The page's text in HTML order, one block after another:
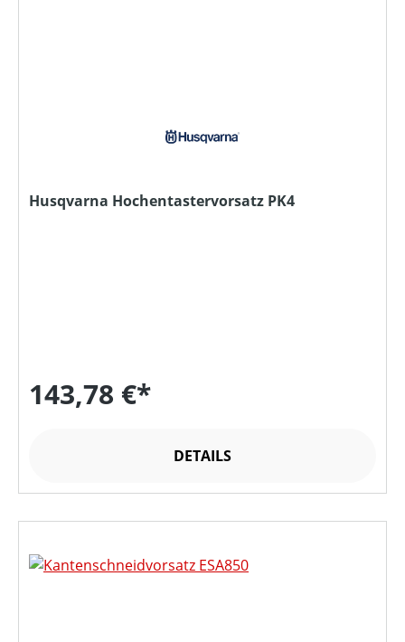
Husqvarna Hochentastervorsatz PK4
143,78 €*
DETAILS